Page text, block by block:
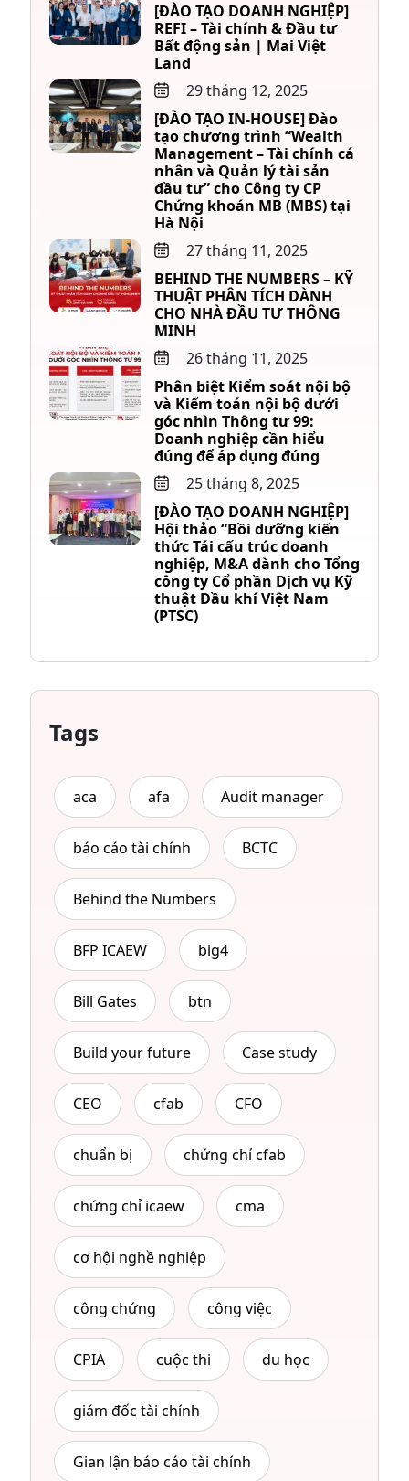
[ĐÀO TẠO DOANH NGHIỆP]
REFI – Tài chính & Đầu tư
Bất động sản | Mai Việt
Land
29 tháng 12, 2025
[ĐÀO TẠO IN-HOUSE] Đào
tạo chương trình “Wealth
Management – Tài chính cá
nhân và Quản lý tài sản
đầu tư” cho Công ty CP
Chứng khoán MB (MBS) tại
Hà Nội
27 tháng 11, 2025
BEHIND THE NUMBERS – KỸ
THUẬT PHÂN TÍCH DÀNH
CHO NHÀ ĐẦU TƯ THÔNG
MINH
26 tháng 11, 2025
Phân biệt Kiểm soát nội bộ
và Kiểm toán nội bộ dưới
góc nhìn Thông tư 99:
Doanh nghiệp cần hiểu
đúng để áp dụng đúng
25 tháng 8, 2025
[ĐÀO TẠO DOANH NGHIỆP]
Hội thảo “Bồi dưỡng kiến
thức Tái cấu trúc doanh
nghiệp, M&A dành cho Tổng
công ty Cổ phần Dịch vụ Kỹ
thuật Dầu khí Việt Nam
(PTSC)
Tags
aca afa Audit manager
báo cáo tài chính BCTC
Behind the Numbers
BFP ICAEW big4
Bill Gates btn
Build your future Case study
CEO cfab CFO
chuẩn bị chứng chỉ cfab
chứng chỉ icaew cma
cơ hội nghề nghiệp
công chứng công việc
CPIA cuộc thi du học
giám đốc tài chính
Gian lận báo cáo tài chính